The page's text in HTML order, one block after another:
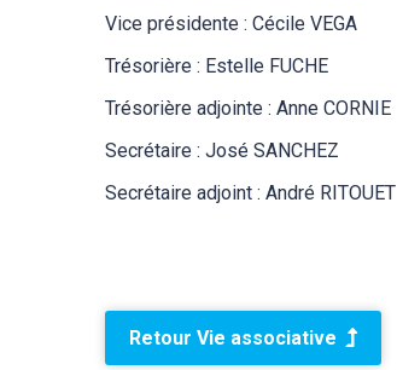
Vice présidente : Cécile VEGA
Trésorière : Estelle FUCHE
Trésorière adjointe : Anne CORNIE
Secrétaire : José SANCHEZ
Secrétaire adjoint : André RITOUET
Retour Vie associative